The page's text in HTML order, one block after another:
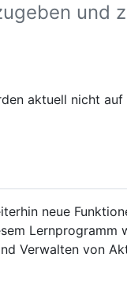
und
aktuell nicht auf
neue
Lernprogramm
Verwalten von